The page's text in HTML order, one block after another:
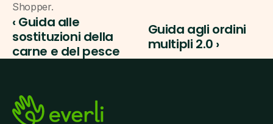
Shopper.
‹ Guida alle
sostituzioni della
carne e del pesce
Guida agli ordini
multipli 2.0 ›